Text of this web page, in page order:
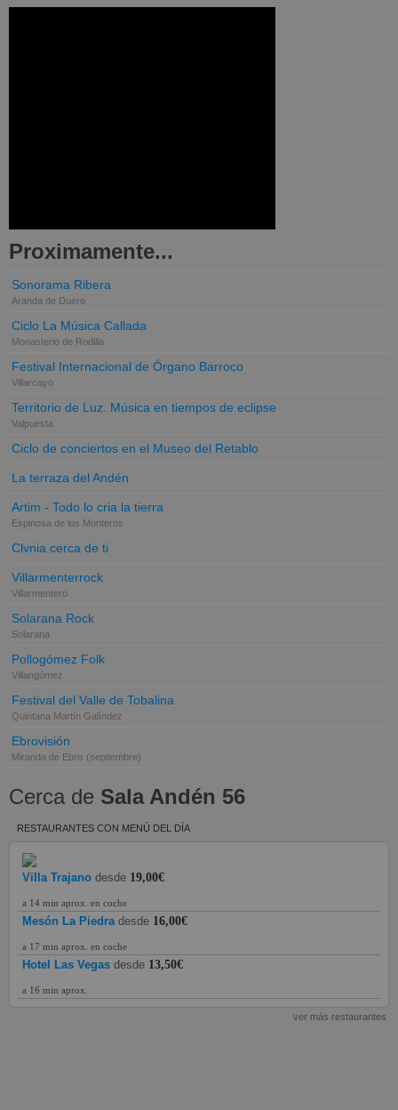
Proximamente...
Sonorama Ribera
Aranda de Duero
Ciclo La Música Callada
Monasterio de Rodilla
Festival Internacional de Órgano Barroco
Villarcayo
Territorio de Luz. Música en tiempos de eclipse
Valpuesta
Ciclo de conciertos en el Museo del Retablo
La terraza del Andén
Artim - Todo lo cria la tierra
Espinosa de los Monteros
Clvnia cerca de ti
Villarmenterrock
Villarmentero
Solarana Rock
Solarana
Pollogómez Folk
Villangómez
Festival del Valle de Tobalina
Quintana Martín Galíndez
Ebrovisión
Miranda de Ebro (septiembre)
Cerca de Sala Andén 56
RESTAURANTES CON MENÚ DEL DÍA
Villa Trajano desde 19,00€
a 14 min aprox. en coche
Mesón La Piedra desde 16,00€
a 17 min aprox. en coche
Hotel Las Vegas desde 13,50€
a 16 min aprox.
ver más restaurantes